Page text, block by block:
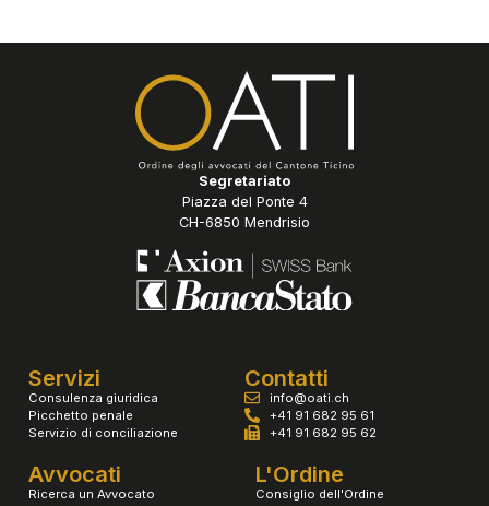
L'Ordine
Consiglio dell'Ordine
Avvocati
Ricerca un Avvocato
Servizi
Consulenza giuridica
Picchetto penale
Servizio di conciliazione
Contatti
info@oati.ch
+41 91 682 95 61
+41 91 682 95 62
Segretariato
Piazza del Ponte 4
CH-6850 Mendrisio